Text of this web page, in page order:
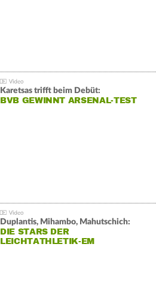
Karetsas trifft beim Debüt:
BVB GEWINNT ARSENAL-TEST
Duplantis, Mihambo, Mahutschich:
DIE STARS DER
LEICHTATHLETIK-EM